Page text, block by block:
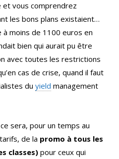
vous comprendrez
les bons plans existaient…
moins de 1100 euros en
bien qui aurait pu être
avec toutes les restrictions
cas de crise, quand il faut
du yield management
sera, pour un temps au
de la promo à tous les
classes) pour ceux qui